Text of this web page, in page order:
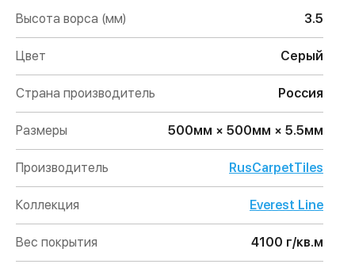
Высота ворса (мм) 3.5
Цвет Серый
Страна производитель Россия
Размеры 500мм × 500мм × 5.5мм
Производитель RusCarpetTiles
Коллекция Everest Line
Вес покрытия 4100 г/кв.м